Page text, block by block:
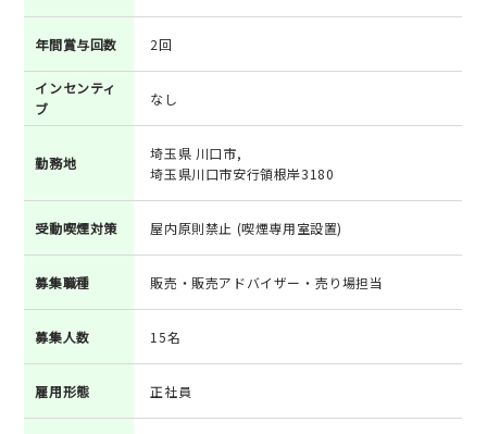
年間賞与回数 2回
インセンティ
ブ
なし
勤務地
埼玉県 川口市,
埼玉県川口市安行領根岸3180
受動喫煙対策 屋内原則禁止 (喫煙専用室設置)
募集職種 販売・販売アドバイザー・売り場担当
募集人数 15名
雇用形態 正社員